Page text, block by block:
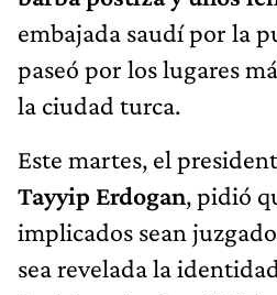
embajada saudí por la
paseó por los lugares
la ciudad turca.
Este martes, el
Tayyip Erdogan, pidió
implicados sean
sea revelada la